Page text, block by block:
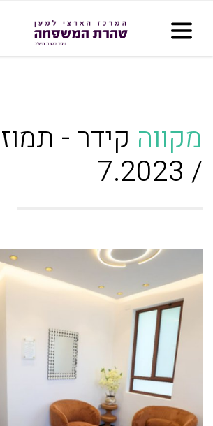
מקווה קידר -
/ 7.2023